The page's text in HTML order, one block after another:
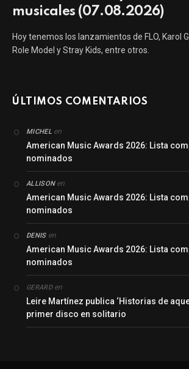
musicales (07.08.2026)
Hoy tenemos los lanzamientos de FLO, Karol
Role Model y Stray Kids, entre otros.
ÚLTIMOS COMENTARIOS
MICHELen
American Music Awards 2026: Lista
nominados
ALLISONen
American Music Awards 2026: Lista
nominados
DENISen
American Music Awards 2026: Lista
nominados
GERARDen
Leire Martínez publica ‘Historias de
primer disco en solitario